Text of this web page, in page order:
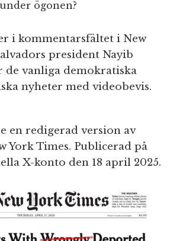
ögonen?
i kommentarsfältet i New
president Nayib
de vanliga demokratiska
nyheter med videobevis.
en redigerad version av
York Times. Publicerad på
X-konto den 18 april 2025.